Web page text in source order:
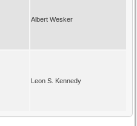
Albert Wesker
Leon S. Kennedy